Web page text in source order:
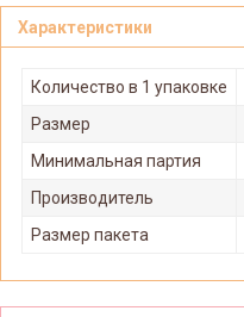
Характеристики
Количество в 1 упаковке
Размер
Минимальная партия
Производитель
Размер пакета